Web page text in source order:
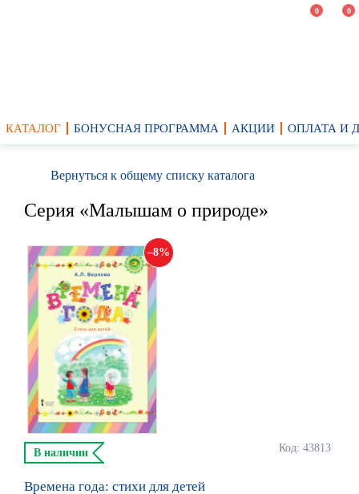
0 0
КАТАЛОГ БОНУСНАЯ ПРОГРАММА АКЦИИ ОПЛАТА И
Вернуться к общему списку каталога
Серия «Малышам о природе»
8
Код: 43813
В наличии
Времена года: стихи для детей